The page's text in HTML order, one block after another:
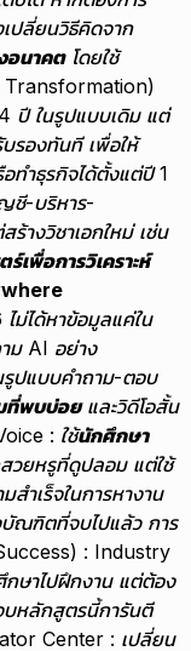
ปลี่ยนวิธีคิดจาก
อนาคตโดยใช้
ปี ในรูปแบบเดิม แต่
รองทันที เพื่อให้
ทำธุรกิจได้ตั้งแต่ปี 1
ชี-บริหาร-
างวิชาเอกใหม่ เช่น
เพื่อการวิเคราะห์
ม่ได้หาข้อมูลแค่ใน
ม AI อย่าง
ปแบบคำถาม-ตอบ
ที่พบบ่อยและวิดีโอสั้น
: ใช้นักศึกษา
วยหรูที่ดูปลอม แต่ใช้
ำเร็จในการหางาน
บัณฑิตที่จบไปแล้ว การ
: Industry
ษาไปฝึกงาน แต่ต้อง
หลักสูตรนี้การันตี
Center : เปลี่ยน